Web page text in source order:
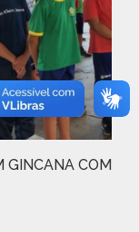
GINCANA COM